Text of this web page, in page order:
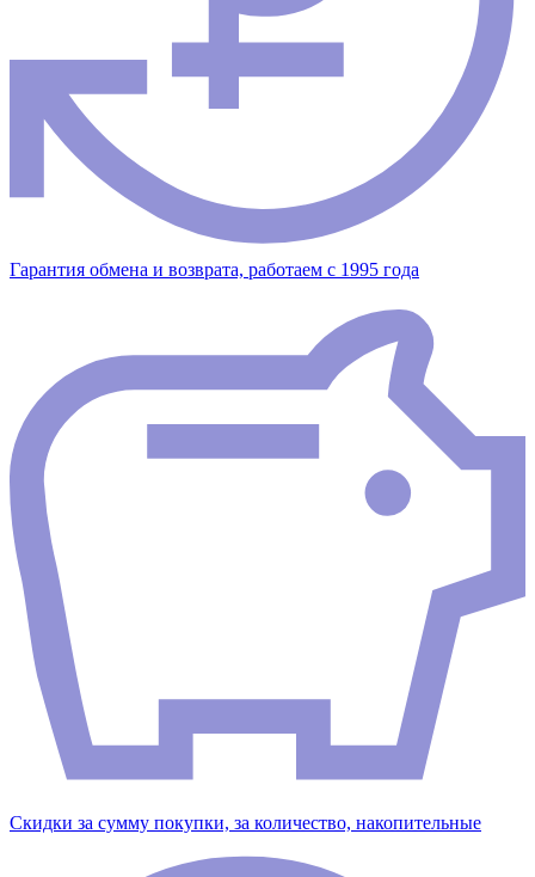
Гарантия обмена и возврата, работаем с 1995 года
Скидки за сумму покупки, за количество, накопительные